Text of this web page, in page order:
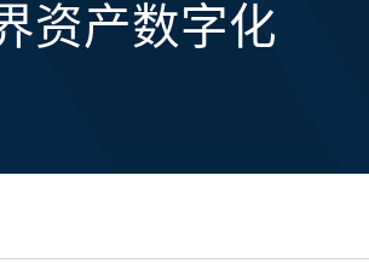
资产数字化